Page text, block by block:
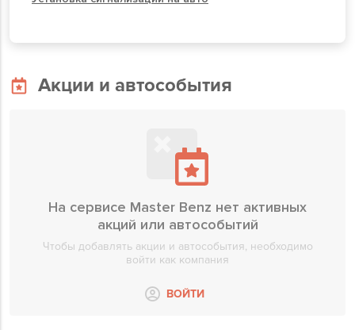
Акции и автособытия
На сервисе Master Benz нет активных
акций или автособытий
Чтобы добавлять акции и автособытия, необходимо
войти как компания
ВОЙТИ